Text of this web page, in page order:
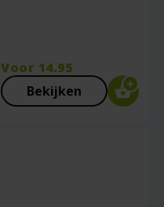
Voor 14.95
Bekijken